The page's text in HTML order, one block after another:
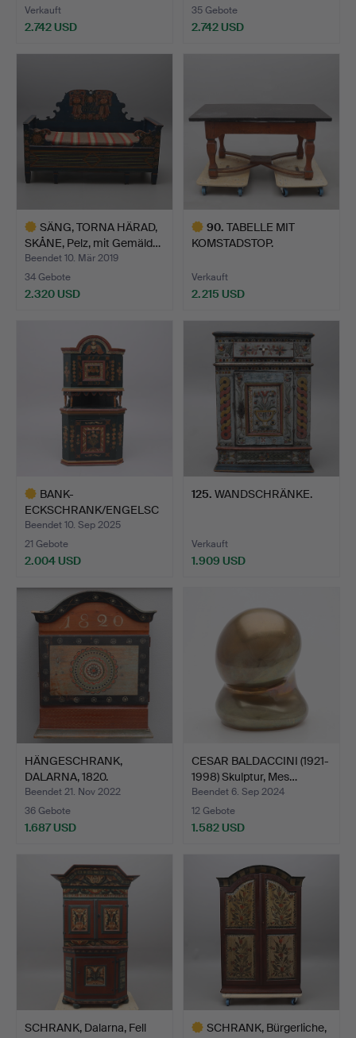
Verkauft
2.742 USD
35 Gebote
2.742 USD
SÄNG, TORNA HÄRAD,
SKÅNE, Pelz, mit Gemäld…
Beendet 10. Mär 2019
34 Gebote
2.320 USD
90. TABELLE MIT
KOMSTADSTOP.
Verkauft
2.215 USD
Objekt
BANK-
ECKSCHRANK/ENGELSC
HRANK, SÜDOST-SKÅNE…
Beendet 10. Sep 2025
21 Gebote
2.004 USD
125. WANDSCHRÄNKE.
Verkauft
1.909 USD
HÄNGESCHRANK,
DALARNA, 1820.
Beendet 21. Nov 2022
36 Gebote
1.687 USD
CESAR BALDACCINI (1921-
1998) Skulptur, Mes…
Beendet 6. Sep 2024
12 Gebote
1.582 USD
SCHRANK, Dalarna, Fell
SCHRANK, Bürgerliche,